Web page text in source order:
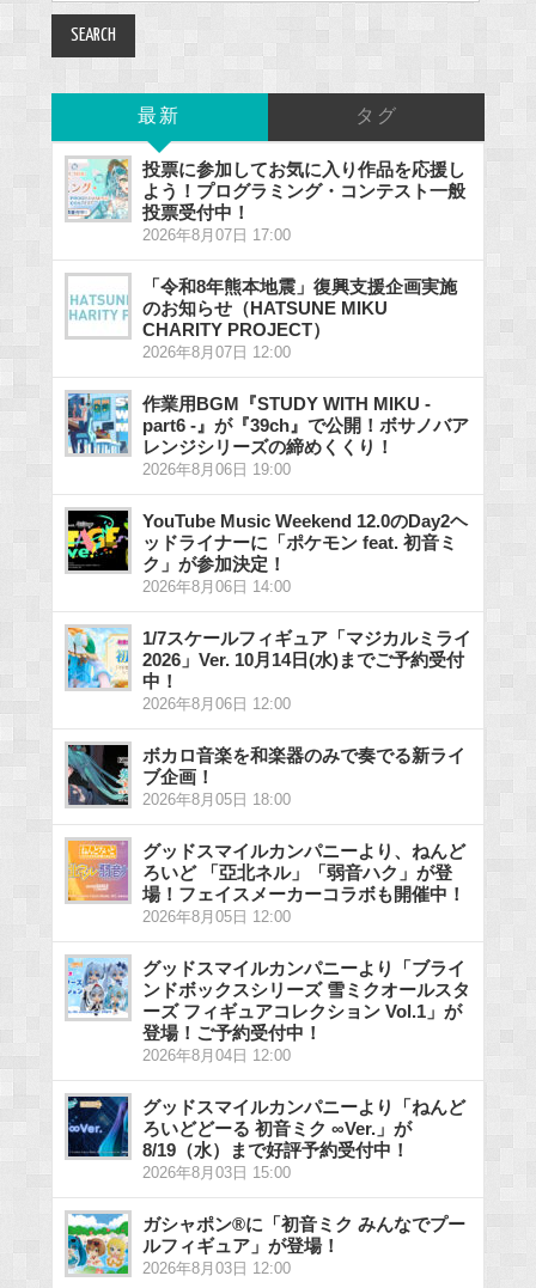
最新 タグ
投票に参加してお気に入り作品を応援し
よう！プログラミング・コンテスト一般
投票受付中！
2026年8月07日 17:00
「令和8年熊本地震」復興支援企画実施
のお知らせ（HATSUNE MIKU
CHARITY PROJECT）
2026年8月07日 12:00
作業用BGM『STUDY WITH MIKU -
part6 -』が『39ch』で公開！ボサノバア
レンジシリーズの締めくくり！
2026年8月06日 19:00
YouTube Music Weekend 12.0のDay2ヘ
ッドライナーに「ポケモン feat. 初音ミ
ク」が参加決定！
2026年8月06日 14:00
1/7スケールフィギュア「マジカルミライ
2026」Ver. 10月14日(水)までご予約受付
中！
2026年8月06日 12:00
ボカロ音楽を和楽器のみで奏でる新ライ
ブ企画！
2026年8月05日 18:00
グッドスマイルカンパニーより、ねんど
ろいど 「亞北ネル」「弱音ハク」が登
場！フェイスメーカーコラボも開催中！
2026年8月05日 12:00
グッドスマイルカンパニーより「ブライ
ンドボックスシリーズ 雪ミクオールスタ
ーズ フィギュアコレクション Vol.1」が
登場！ご予約受付中！
2026年8月04日 12:00
グッドスマイルカンパニーより「ねんど
ろいどどーる 初音ミク ∞Ver.」が
8/19（水）まで好評予約受付中！
2026年8月03日 15:00
ガシャポン®に「初音ミク みんなでプー
ルフィギュア」が登場！
2026年8月03日 12:00